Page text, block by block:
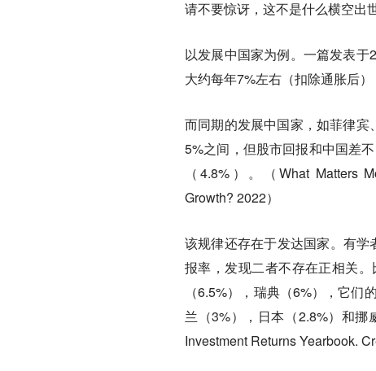
请不要惊讶，这不是什么横空出
以发展中国家为例。 一篇发表于
大约每年7%左右（扣除通胀后
而同期的发展中国家，如菲律
5%之间，但股市回报和中国差
（4.8%）。（What Matters
Growth? 2022）
该规律还存在于发达国家。 有学
报率，发现二者不存在正相关
（6.5%），瑞典（6%），它
兰（3%），日本（2.8%）和挪
Investment Returns Yearbook.